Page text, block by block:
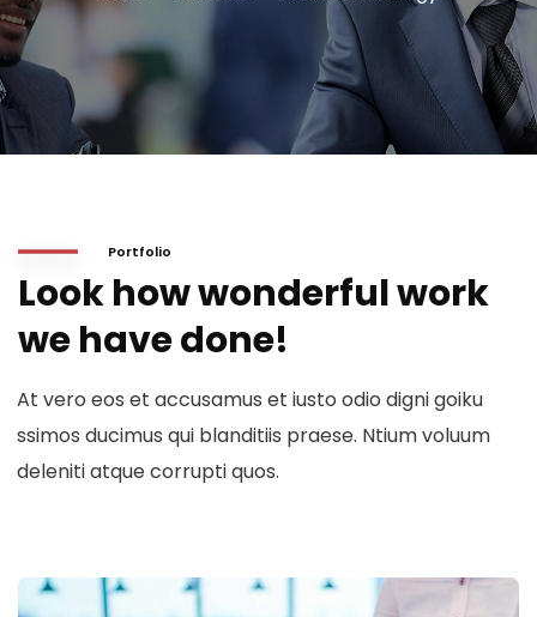
Portfolio
Look how wonderful work
we have done!
At vero eos et accusamus et iusto odio digni goiku
ssimos ducimus qui blanditiis praese. Ntium voluum
deleniti atque corrupti quos.